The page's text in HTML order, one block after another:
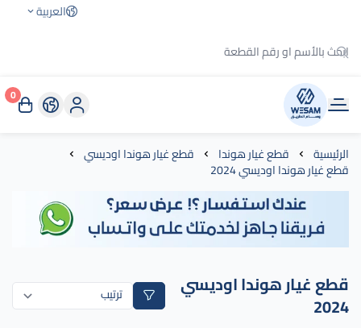
العربية
وسام الطريق
0
الرئيسية قطع غيار هوندا قطع غيار هوندا اوديسي
قطع غيار هوندا اوديسي 2024
قطع غيار هوندا اوديسي
2024